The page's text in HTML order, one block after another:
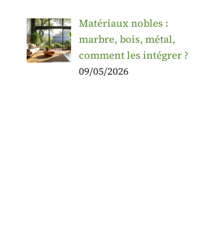
Matériaux nobles :
marbre, bois, métal,
comment les intégrer ?
09/05/2026